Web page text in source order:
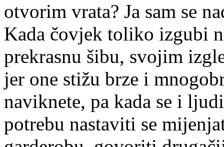
otvorim vrata? Ja sam se
Kada čovjek toliko izgubi
prekrasnu šibu, svojim
jer one stižu brze i
naviknete, pa kada se i
potrebu nastaviti se